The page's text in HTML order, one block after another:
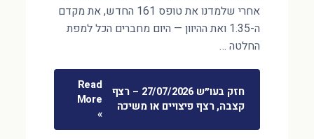
אחרי שלמדנו את טופס 161 החדש, את מקדם
ה-1.35 ואת ההיוון — היום מחברים הכל למפת
החלטה …
חזק בעו״ש 27/07/2026 – רצף
קצבה, רצף פיצויים או משיכה
Read
More
»